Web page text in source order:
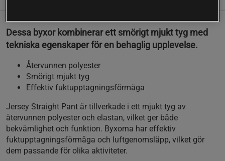
Dessa byxor kombinerar ett smörigt mjukt tyg med
tekniska egenskaper för en behaglig upplevelse.
Återvunnen polyester
Smörigt mjukt tyg
Effektiv fuktupptagningsförmåga
Jersey Straight Pant är tillverkade i ett mjukt tyg av
återvunnen polyester och elastan, vilket ger både
bekvämlighet och funktion. Byxorna har effektiv
fuktupptagningsförmåga och luftgenomsläpp, vilket gör
dem passande för olika aktiviteter.